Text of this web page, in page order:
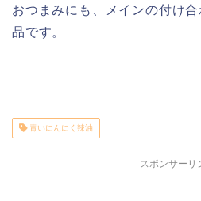
おつまみにも、メインの付け
品です。
青いにんにく辣油
スポンサーリ